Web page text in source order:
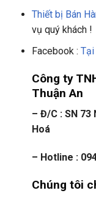
Thiết bị Bán
vụ quý khách !
Facebook :
Công ty
Thuận An
– Đ/C : SN 73
Hoá
– Hotline :
Chúng tôi